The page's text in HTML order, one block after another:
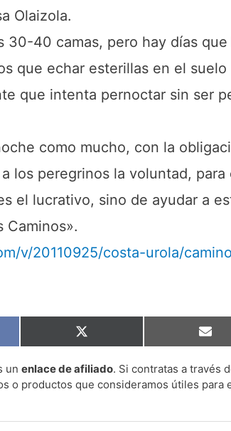
Olaizola.
30-40 camas, pero hay días
que echar esterillas en el
que intenta pernoctar sin ser
como mucho, con la
los peregrinos la voluntad,
el lucrativo, sino de ayudar a
Caminos».
v/20110925/costa-urola/
Compartir
en
X
(Twitter)
en
un enlace de afiliado. Si contratas a través
o productos que consideramos útiles para